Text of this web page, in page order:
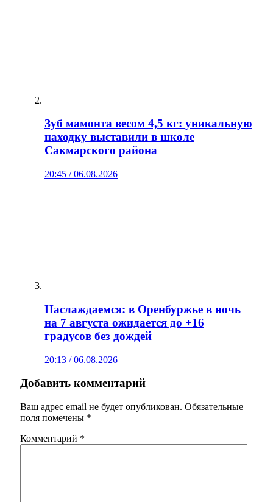
Зуб мамонта весом 4,5 кг: уникальную
находку выставили в школе
Сакмарского района
20:45 / 06.08.2026
Наслаждаемся: в Оренбуржье в ночь
на 7 августа ожидается до +16
градусов без дождей
20:13 / 06.08.2026
Добавить комментарий
Ваш адрес email не будет опубликован. Обязательные
поля помечены *
Комментарий *